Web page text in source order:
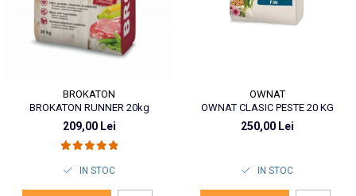
BROKATON
BROKATON RUNNER 20kg
209,00 Lei
IN STOC
OWNAT
OWNAT CLASIC PESTE 20 KG
250,00 Lei
IN STOC